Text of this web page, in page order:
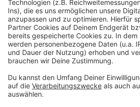
Studio Hotline
Kontaktformular